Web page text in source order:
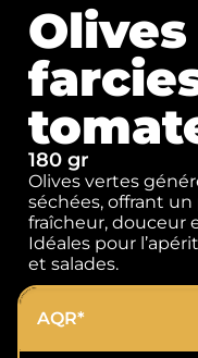
180 gr
Olives vertes
séchées, offrant
fraîcheur, douceur
Idéales pour
et salades.
AQR*